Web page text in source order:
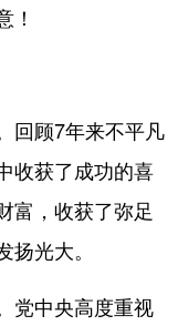
！
顾7年来不平凡
收获了成功的喜
富，收获了弥足
光大。
中央高度重视